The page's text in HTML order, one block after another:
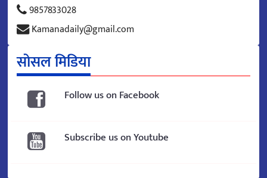
9857833028
Kamanadaily@gmail.com
सोसल मिडिया
Follow us on Facebook
Subscribe us on Youtube